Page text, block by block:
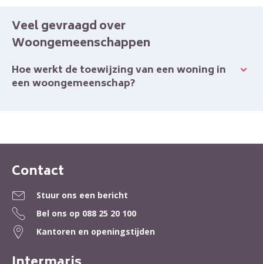
Veel gevraagd over
Woongemeenschappen
Hoe werkt de toewijzing van een woning in
een woongemeenschap?
Contactinformatie
Contact
Stuur ons een bericht
Bel ons op 088 25 20 100
Kantoren en openingstijden